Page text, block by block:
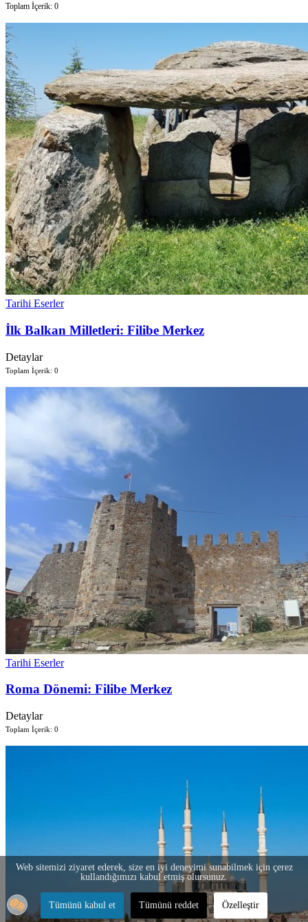
Toplam İçerik: 0
Tarihi Eserler
İlk Balkan Milletleri: Filibe Merkez
Detaylar
Toplam İçerik: 0
Tarihi Eserler
Roma Dönemi: Filibe Merkez
Detaylar
Toplam İçerik: 0
Web sitemizi ziyaret ederek, size en iyi deneyimi sunabilmek için çerez
kullandığımızı kabul etmiş olursunuz.
Tümünü kabul et Tümünü reddet Özelleştir